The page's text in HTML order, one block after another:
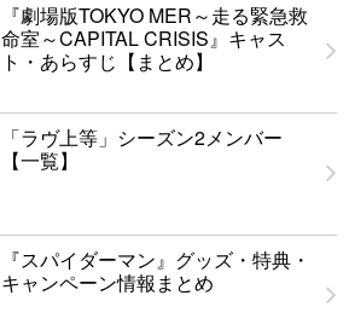
『劇場版TOKYO MER～走る緊急救
命室～CAPITAL CRISIS』キャス
ト・あらすじ【まとめ】
「ラヴ上等」シーズン2メンバー
【一覧】
『スパイダーマン』グッズ・特典・
キャンペーン情報まとめ